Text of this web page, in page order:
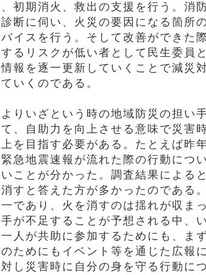
初期消火、救出の支援を行う。消
断に伺い、火災の要因になる箇所
イスを行う。そして改善ができた
るリスクが低い者として民生委員
報を逐一更新していくことで減災
いくのである。
りいざという時の地域防災の担い
、自助力を向上させる意味で災害
を目指す必要がある。たとえば昨
急地震速報が流れた際の行動につ
ことが分かった。調査結果による
すと答えた方が多かったのである
であり、火を消すのは揺れが収ま
が不足することが予想される中、
人が共助に参加するためにも、ま
ためにもイベント等を通じた広報
し災害時に自分の身を守る行動に